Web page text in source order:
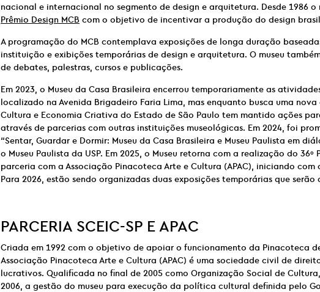
nacional e internacional no segmento de design e arquitetura. Desde 1986 o
Prêmio Design MCB com o objetivo de incentivar a produção do design
A programação do MCB contemplava exposições de longa duração
instituição e exibições temporárias de design e arquitetura. O museu
de debates, palestras, cursos e publicações.
Em 2023, o Museu da Casa Brasileira encerrou temporariamente as
localizado na Avenida Brigadeiro Faria Lima, mas enquanto busca uma
Cultura e Economia Criativa do Estado de São Paulo tem mantido ações
através de parcerias com outras instituições museológicas. Em 2024, foi
“Sentar, Guardar e Dormir: Museu da Casa Brasileira e Museu Paulista em
o Museu Paulista da USP. Em 2025, o Museu retorna com a realização do 36º
parceria com a Associação Pinacoteca Arte e Cultura (APAC), iniciando com
Para 2026, estão sendo organizadas duas exposições temporárias que serão
PARCERIA SCEIC-SP EAPAC
Criada em 1992 com o objetivo de apoiar o funcionamento da Pinacoteca
Associação Pinacoteca Arte e Cultura (APAC) é uma sociedade civil de
lucrativos. Qualificada no final de 2005 como Organização Social de
2006, a gestão do museu para execução da política cultural definida pelo